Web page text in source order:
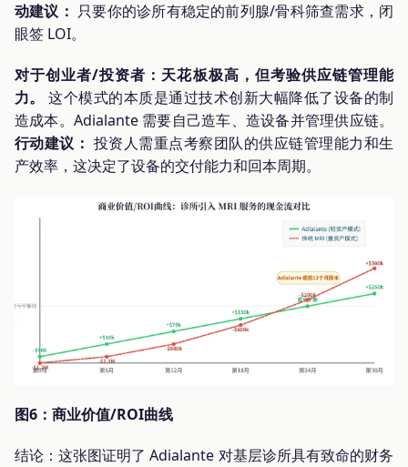
动建议： 只要你的诊所有稳定的前列腺/骨科筛查需求，闭
眼签 LOI。
对于创业者/投资者：天花板极高，但考验供应链管理能
力。
这个模式的本质是通过技术创新大幅降低了设备的制
造成本。Adialante 需要自己造车、造设备并管理供应链。
行动建议： 投资人需重点考察团队的供应链管理能力和生
产效率，这决定了设备的交付能力和回本周期。
图6：商业价值/ROI曲线
结论：这张图证明了 Adialante 对基层诊所具有致命的财务